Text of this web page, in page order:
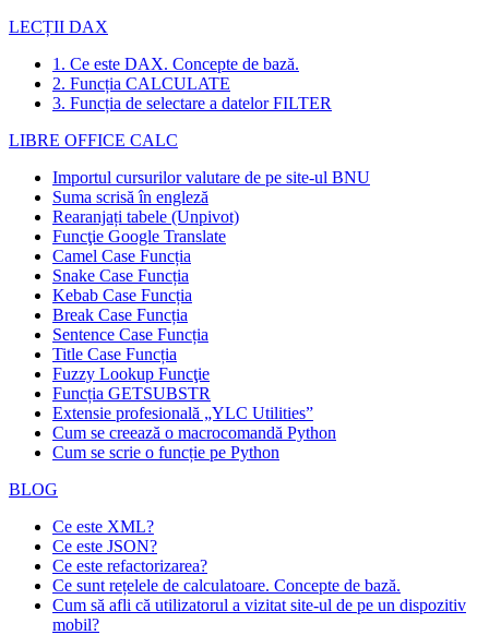
LECȚII DAX
1. Ce este DAX. Concepte de bază.
2. Funcția CALCULATE
3. Funcția de selectare a datelor FILTER
LIBRE OFFICE CALC
Importul cursurilor valutare de pe site-ul BNU
Suma scrisă în engleză
Rearanjați tabele (Unpivot)
Funcţie Google Translate
Camel Case Funcția
Snake Case Funcția
Kebab Case Funcția
Break Case Funcția
Sentence Case Funcția
Title Case Funcția
Fuzzy Lookup Funcţie
Funcția GETSUBSTR
Extensie profesională „YLC Utilities”
Cum se creează o macrocomandă Python
Cum se scrie o funcție pe Python
BLOG
Ce este XML?
Ce este JSON?
Ce este refactorizarea?
Ce sunt rețelele de calculatoare. Concepte de bază.
Cum să afli că utilizatorul a vizitat site-ul de pe un dispozitiv
mobil?